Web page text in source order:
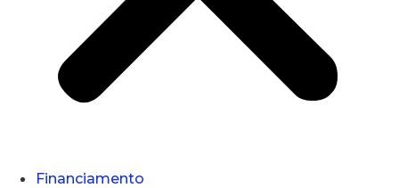
Financiamento